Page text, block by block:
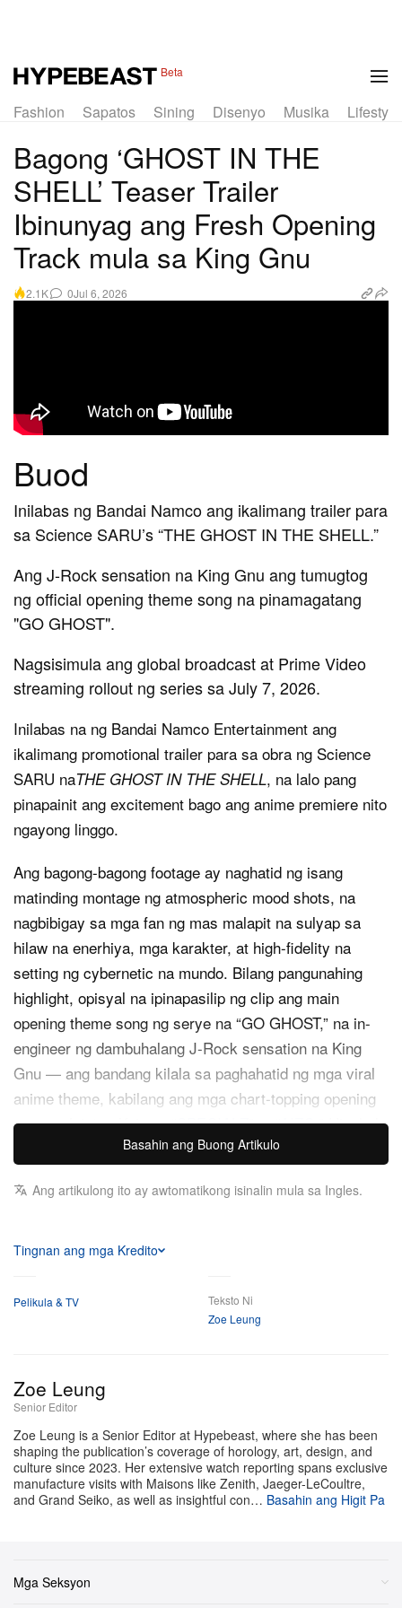
Beta
Fashion Sapatos Sining Disenyo Musika Lifestyle
Bagong ‘GHOST IN THE
SHELL’ Teaser Trailer
Ibinunyag ang Fresh Opening
Track mula sa King Gnu
2.1K 0Jul 6, 2026
Buod
Inilabas ng Bandai Namco ang ikalimang trailer para
sa Science SARU’s “THE GHOST IN THE SHELL.”
Ang J-Rock sensation na King Gnu ang tumugtog
ng official opening theme song na pinamagatang
"GO GHOST".
Nagsisimula ang global broadcast at Prime Video
streaming rollout ng series sa July 7, 2026.
Inilabas na ng Bandai Namco Entertainment ang
ikalimang promotional trailer para sa obra ng Science
SARU naTHE GHOST IN THE SHELL, na lalo pang
pinapainit ang excitement bago ang anime premiere nito
ngayong linggo.
Ang bagong-bagong footage ay naghatid ng isang
matinding montage ng atmospheric mood shots, na
nagbibigay sa mga fan ng mas malapit na sulyap sa
hilaw na enerhiya, mga karakter, at high-fidelity na
setting ng cybernetic na mundo. Bilang pangunahing
highlight, opisyal na ipinapasilip ng clip ang main
opening theme song ng serye na “GO GHOST,” na in-
engineer ng dambuhalang J-Rock sensation na King
Gnu — ang bandang kilala sa paghahatid ng mga viral
anime theme, kabilang ang mga chart-topping opening
para saJujutsu Kaisen,“SPECIALZ” at “AIZO.” Hinahalo
nang walang patid ng “GO GHOST” ang pirma nilang
motif, na perpektong sumasalo sa retro-cyberpunk vibe
premiere sa Japan at sa buong mundo sa pamamagitan
ng Prime Video sa Hulyo 7, 2026, na itinuturing nang
Basahin ang Buong Artikulo
Ang artikulong ito ay awtomatikong isinalin mula sa Ingles.
Tingnan ang mga Kredito
Pelikula & TV
Teksto Ni
Zoe Leung
Zoe Leung
Senior Editor
Zoe Leung is a Senior Editor at Hypebeast, where she has been
shaping the publication’s coverage of horology, art, design, and
culture since 2023. Her extensive watch reporting spans exclusive
manufacture visits with Maisons like Zenith, Jaeger-LeCoultre,
and Grand Seiko, as well as insightful con… Basahin ang Higit Pa
Mga Seksyon